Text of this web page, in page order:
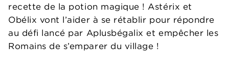
recette de la potion magique ! Astérix et
Obélix vont l’aider à se rétablir pour répondre
au défi lancé par Aplusbégalix et empêcher les
Romains de s’emparer du village !